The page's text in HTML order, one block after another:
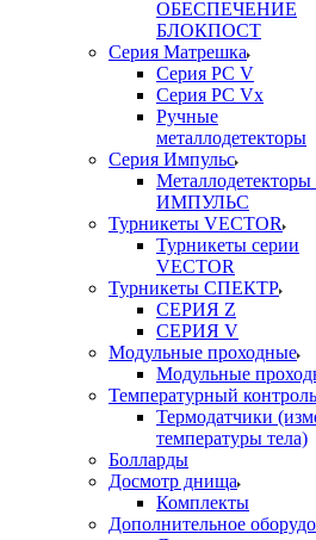
ОБЕСПЕЧЕНИЕ
БЛОКПОСТ
Серия Матрешка
Серия PC V
Серия PC Vx
Ручные
металлодетекторы
Серия Импульс
Металлодетекторы
ИМПУЛЬС
Турникеты VECTOR
Турникеты серии
VECTOR
Турникеты СПЕКТР
СЕРИЯ Z
СЕРИЯ V
Модульные проходные
Модульные
Температурный контроль
Термодатчики
температуры тела)
Болларды
Досмотр днища
Комплекты
Дополнительное